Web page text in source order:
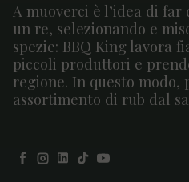
A muoverci è l’idea di
un re, selezionando e
spezie: BBQ King lavora
piccoli produttori e
regione. In questo
assortimento di rub dal
Facebook
Instagram
LinkedIn
TikTokYouTube